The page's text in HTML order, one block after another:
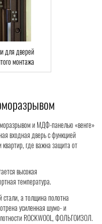
для дверей
монтажа
и МДФ-панелью «венге»
входная дверь с функцией
где важна защита от
высокая
температура.
стали, а толщина полотна
усиленная шумо- и
ROCKWOOL, ФОЛЬГОИЗОЛ.